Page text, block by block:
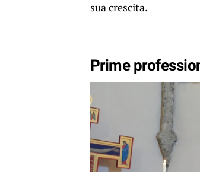
sua crescita.
Prime